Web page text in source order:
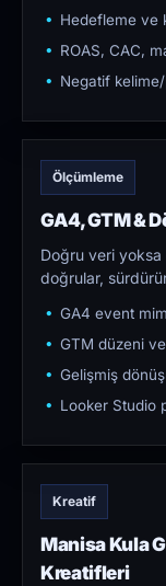
Hedefleme ve
ROAS, CAC,
Negatif
Ölçümleme
GA4, GTM &
Doğru veri
doğrular,
GA4 event
GTM düzeni
Gelişmiş
Looker Studio
Kreatif
Manisa Kula
Kreatifleri